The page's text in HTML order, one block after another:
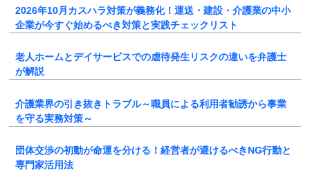
2026年10月カスハラ対策が義務化！運送・建設・介護業の中小
企業が今すぐ始めるべき対策と実践チェックリスト
老人ホームとデイサービスでの虐待発生リスクの違いを弁護士
が解説
介護業界の引き抜きトラブル～職員による利用者勧誘から事業
を守る実務対策～
団体交渉の初動が命運を分ける！経営者が避けるべきNG行動と
専門家活用法